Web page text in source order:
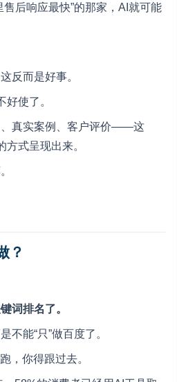
后响应最快”的那家，AI就可能
反而是好事。
好使了。
、真实案例、客户评价——这
式呈现出来。
？
词排名了。
不能“只”做百度了。
，你得跟过去。